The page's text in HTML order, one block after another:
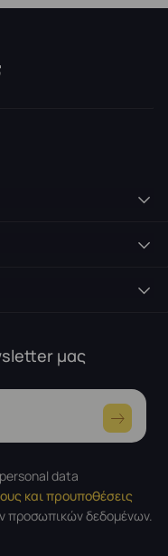
μας
data
και προυποθέσεις
προσωπικών δεδομένων.